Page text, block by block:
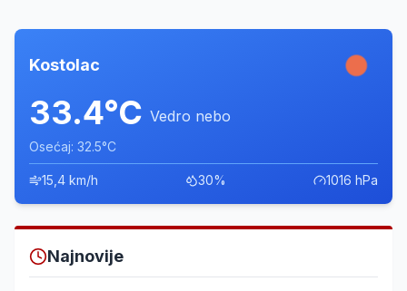
Kostolac
33.4°C Vedro nebo
Osećaj: 32.5°C
15,4 km/h 30% 1016 hPa
Najnovije